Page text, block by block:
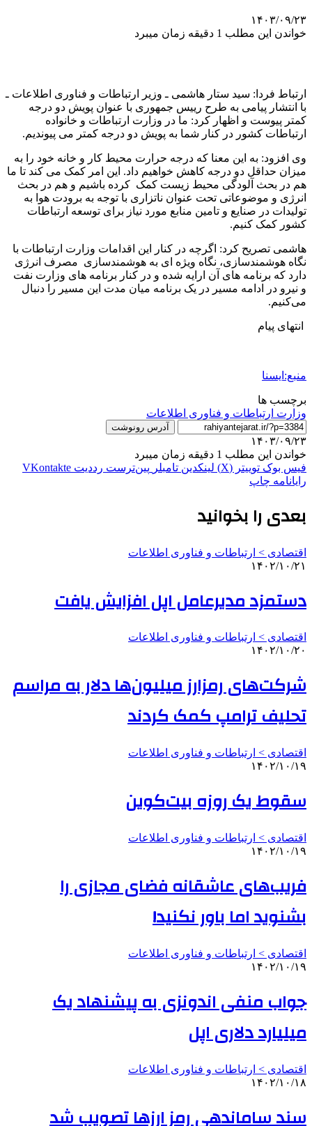
۱۴۰۳/۰۹/۲۳
خواندن این مطلب 1 دقیقه زمان میبرد
ارتباط فردا: سید ستار هاشمی ـ وزیر ارتباطات و فناوری اطلاعات ـ
با انتشار پیامی به طرح رییس جمهوری با عنوان پویش دو درجه
کمتر پیوست و اظهار کرد: ما در وزارت ارتباطات و خانواده
ارتباطات کشور در کنار شما به پویش دو درجه کمتر می پیوندیم.
وی افزود: به این معنا که درجه حرارت محیط کار و خانه خود را به
میزان حداقل دو درجه کاهش خواهیم داد. این امر کمک می کند تا ما
هم در بحث آلودگی محیط زیست کمک کرده باشیم و هم در بحث
انرژی و موضوعاتی تحت عنوان ناتزاری با توجه به برودت هوا به
تولیدات در صنایع و تامین منابع مورد نیاز برای توسعه ارتباطات
کشور کمک کنیم.
هاشمی تصریح کرد: اگرچه در کنار این اقدامات وزارت ارتباطات با
نگاه هوشمندسازی، نگاه ویژه ای به هوشمندسازی مصرف انرژی
دارد که برنامه های آن ارایه شده و در کنار برنامه های وزارت نفت
و نیرو در ادامه مسیر در یک برنامه میان مدت این مسیر را دنبال
می‌کنیم.
انتهای پیام
منبع:ایسنا
برچسب ها
وزارت ارتباطات و فناوری اطلاعات
آدرس رونوشت
۱۴۰۳/۰۹/۲۳
خواندن این مطلب 1 دقیقه زمان میبرد
فیس بوک توییتر (X) لینکدین ‫تامبلر ‫پین‌ترست ‫رددیت ‫VKontakte
رایانامه چاپ
بعدی را بخوانید
اقتصادی > ارتباطات و فناوری اطلاعات
۱۴۰۲/۱۰/۲۱
دستمزد مدیرعامل اپل افزایش یافت
اقتصادی > ارتباطات و فناوری اطلاعات
۱۴۰۲/۱۰/۲۰
شرکت‌های رمزارز میلیون‌ها دلار به مراسم
تحلیف ترامپ کمک کردند
اقتصادی > ارتباطات و فناوری اطلاعات
۱۴۰۲/۱۰/۱۹
سقوط یک روزه بیت‌کوین
اقتصادی > ارتباطات و فناوری اطلاعات
۱۴۰۲/۱۰/۱۹
فریب‌های عاشقانه فضای مجازی را
بشنوید اما باور نکنید!
اقتصادی > ارتباطات و فناوری اطلاعات
۱۴۰۲/۱۰/۱۹
جواب منفی اندونزی به پیشنهاد یک
میلیارد دلاری اپل
اقتصادی > ارتباطات و فناوری اطلاعات
۱۴۰۲/۱۰/۱۸
سند ساماندهی رمز ارزها تصویب شد